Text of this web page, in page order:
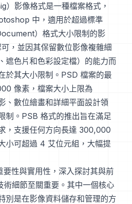
影像格式是一種檔案格式，
中，適用於超過標準
）格式大小限制的影
，並因其保留數位影像複雜細
遮色片和色彩設定檔）的能力而
於其大小限制。PSD 檔案的最
像素，檔案大小上限為
、數位繪畫和詳細平面設計領
制。PSB 格式的推出旨在滿足
，支援任何方向長達 300,000
小可超過 4 艾位元組，大幅提
性與實用性，深入探討其與前
術細節至關重要。其中一個核心
別是在影像資料儲存和管理的方